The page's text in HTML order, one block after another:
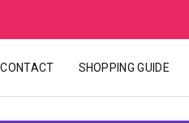
CONTACT SHOPPING GUIDE